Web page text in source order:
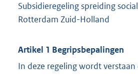
Subsidieregeling spreiding
Rotterdam Zuid-Holland
Artikel 1 Begripsbepalingen
In deze regeling wordt